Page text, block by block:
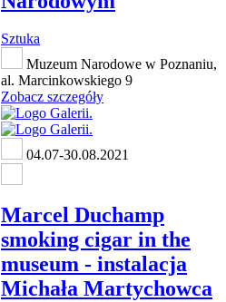
Sztuka
Muzeum Narodowe w Poznaniu,
al. Marcinkowskiego 9
Zobacz szczegóły
04.07-30.08.2021
Marcel Duchamp
smoking cigar in the
museum - instalacja
Michała Martychowca